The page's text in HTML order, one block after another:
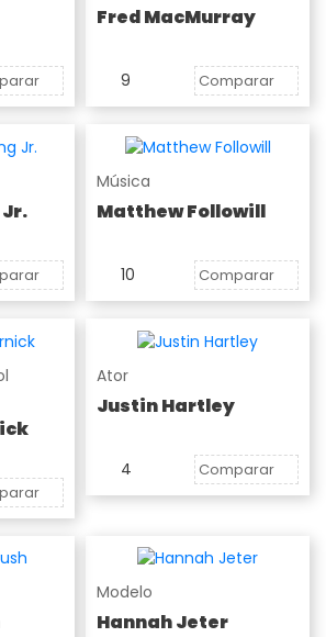
Fred MacMurray
9 Comparar
Música
Matthew Followill
10 Comparar
Ator
Justin Hartley
4 Comparar
Modelo
Hannah Jeter